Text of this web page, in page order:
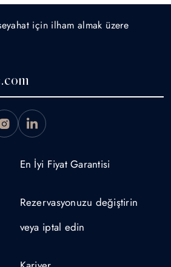
En İyi Fiyat Garantisi
Rezervasyonuzu değiştirin
veya iptal edin
için ilham almak üzere